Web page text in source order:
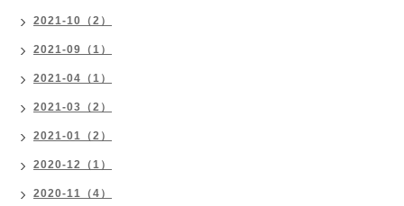
2021-10（2）
2021-09（1）
2021-04（1）
2021-03（2）
2021-01（2）
2020-12（1）
2020-11（4）